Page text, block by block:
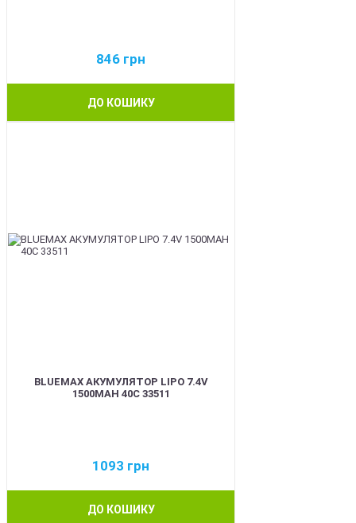
846 грн
ДО КОШИКУ
BLUEMAX АКУМУЛЯТОР LIPO 7.4V
1500MAH 40C 33511
1093 грн
ДО КОШИКУ